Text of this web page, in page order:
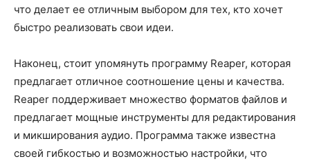
что делает ее отличным выбором для тех, кто хочет
быстро реализовать свои идеи.
Наконец, стоит упомянуть программу Reaper, которая
предлагает отличное соотношение цены и качества.
Reaper поддерживает множество форматов файлов и
предлагает мощные инструменты для редактирования
и микширования аудио. Программа также известна
своей гибкостью и возможностью настройки, что